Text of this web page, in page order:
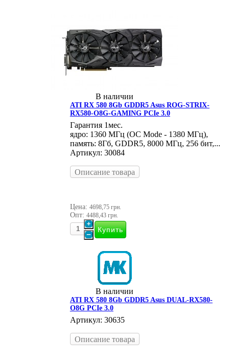
В наличии
ATI RX 580 8Gb GDDR5 Asus ROG-STRIX-
RX580-O8G-GAMING PCIe 3.0
Гарантия 1мес.
ядро: 1360 МГц (OC Mode - 1380 МГц),
память: 8Гб, GDDR5, 8000 МГц, 256 бит,...
Артикул: 30084
Описание товара
Цена: 4698,75 грн.
Опт: 4488,43 грн.
В наличии
ATI RX 580 8Gb GDDR5 Asus DUAL-RX580-
O8G PCIe 3.0
Артикул: 30635
Описание товара